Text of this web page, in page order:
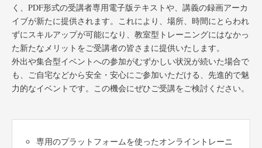
く、PDF形式の受講者専用電子版テキストや、講義の録画アーカ
イブが新たに提供されます。これにより、場所、時間にとらわれ
ずにスキルアップが可能になり、教室型トレーニングにはなかっ
た新たなメリットをご受講者の皆さまに提供いたします。
外出や集合型イベントへの参加がむずかしい状況が続いた場合で
も、ご自宅などから安全・安心にご参加いただける、先進的で魅
力的なイベントです。この機会にぜひご受講をご検討ください。
専用のプラットフォームを使ったオンライントレーニ